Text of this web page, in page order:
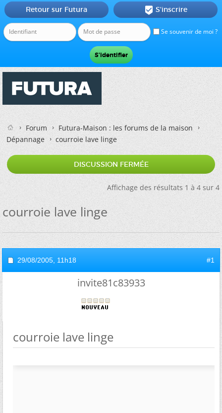
Se souvenir de moi ?
Retour sur Futura  S'inscrire
Forum
Futura-Maison : les forums de la maison
Dépannage
courroie lave linge
DISCUSSION FERMÉE
Affichage des résultats 1 à 4 sur 4
courroie lave linge
29/08/2005, 11h18 #1
invite81c83933
courroie lave linge